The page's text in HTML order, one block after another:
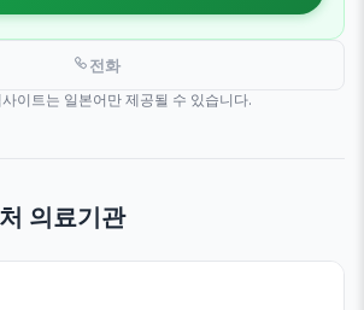
전화
이트는 일본어만 제공될 수 있습니다.
의료기관